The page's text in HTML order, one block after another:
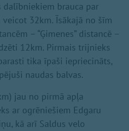
dalībniekiem brauca par
32km. Īsākajā no šīm
– “Ģimenes” distancē –
12km. Pirmais trijnieks
tika īpaši iepriecināts,
naudas balvas.
jau no pirmā apļa
ar ogrēniešiem Edgaru
kā arī Saldus velo